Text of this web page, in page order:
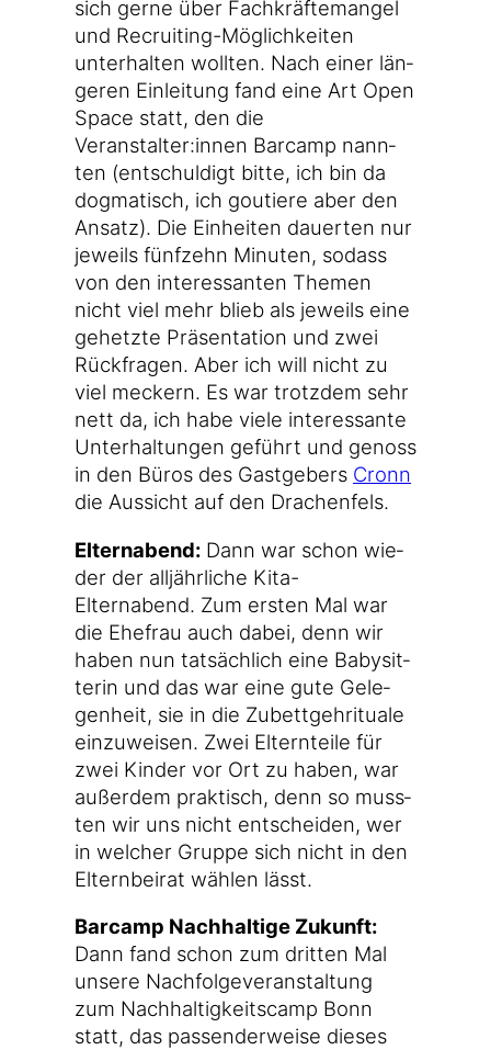
sich ger­ne über Fach­kräf­te­man­gel
und Recruiting-Möglichkeiten
unter­hal­ten woll­ten. Nach einer län­
ge­ren Ein­lei­tung fand eine Art Open
Space statt, den die
Veranstalter:innen Bar­camp nann­
ten (ent­schul­digt bit­te, ich bin da
dog­ma­tisch, ich gou­tie­re aber den
Ansatz). Die Ein­hei­ten dau­er­ten nur
jeweils fünf­zehn Minu­ten, sodass
von den inter­es­san­ten The­men
nicht viel mehr blieb als jeweils eine
gehetz­te Prä­sen­ta­ti­on und zwei
Rück­fra­gen. Aber ich will nicht zu
viel meckern. Es war trotz­dem sehr
nett da, ich habe vie­le inter­es­san­te
Unter­hal­tun­gen geführt und genoss
in den Büros des Gast­ge­bers Cronn
die Aus­sicht auf den Drachenfels.
Eltern­abend: Dann war schon wie­
der der all­jähr­li­che Kita-
Elternabend. Zum ers­ten Mal war
die Ehe­frau auch dabei, denn wir
haben nun tat­säch­lich eine Baby­sit­
te­rin und das war eine gute Gele­
gen­heit, sie in die Zubett­geh­ri­tua­le
ein­zu­wei­sen. Zwei Eltern­tei­le für
zwei Kin­der vor Ort zu haben, war
außer­dem prak­tisch, denn so muss­
ten wir uns nicht ent­schei­den, wer
in wel­cher Grup­pe sich nicht in den
Eltern­bei­rat wäh­len lässt.
Bar­camp Nach­hal­ti­ge Zukunft:
Dann fand schon zum drit­ten Mal
unse­re Nach­fol­ge­ver­an­stal­tung
zum Nach­hal­tig­keits­camp Bonn
statt, das pas­sen­der­wei­se die­ses